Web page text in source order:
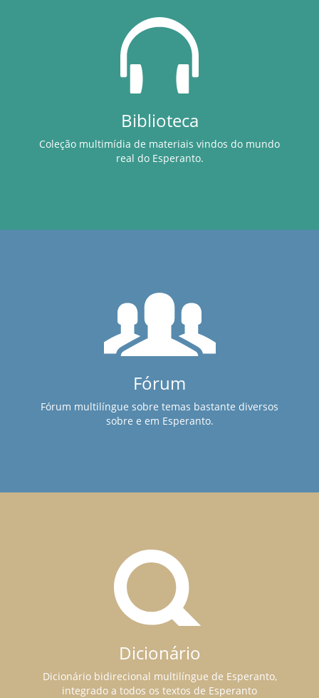
Biblioteca
Coleção multimídia de materiais vindos do mundo
real do Esperanto.
Fórum
Fórum multilíngue sobre temas bastante diversos
sobre e em Esperanto.
Dicionário
Dicionário bidirecional multilíngue de Esperanto,
integrado a todos os textos de Esperanto